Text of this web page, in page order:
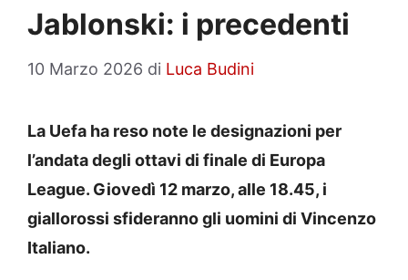
Jablonski: i precedenti
10 Marzo 2026 di Luca Budini
La Uefa ha reso note le designazioni per
l’andata degli ottavi di finale di Europa
League. Giovedì 12 marzo, alle 18.45, i
giallorossi sfideranno gli uomini di Vincenzo
Italiano.